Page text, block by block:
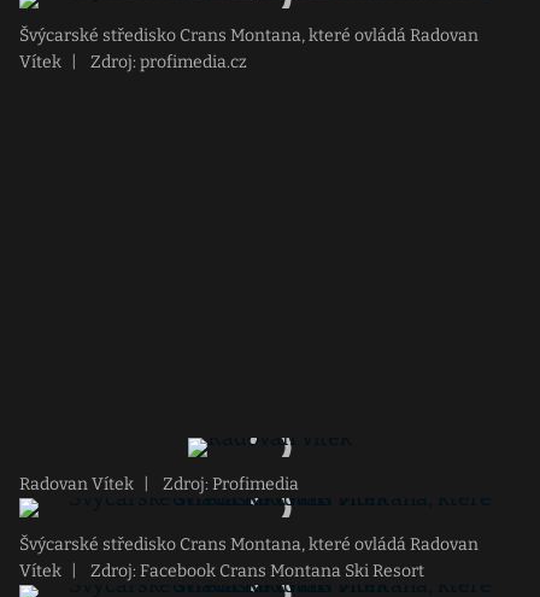
Švýcarské středisko Crans Montana, které ovládá Radovan
Vítek
Zdroj: profimedia.cz
Radovan Vítek Zdroj: Profimedia
Švýcarské středisko Crans Montana, které ovládá Radovan
Vítek
Zdroj: Facebook Crans Montana Ski Resort